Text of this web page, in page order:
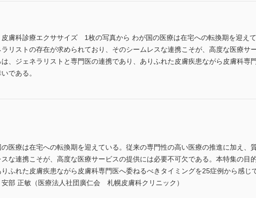
膚科診療エクササイズ 1枚の写真から わが国の医療は在宅への転換期を迎え
ラリストの存在が求められており、そのシームレスな連携こそが、高度な医療サ
は、ジェネラリストと専門医の連携であり、ありふれた皮膚疾患ながら皮膚科
である。
医療は在宅への転換期を迎えている。従来の専門性の高い医療の推進に加え、
スな連携こそが、高度な医療サービスの提供には必要不可欠である。本特集の目
りふれた皮膚疾患ながら皮膚科専門医へ委ねるべきタイミングを25症例から感じ
部 正敏（医療法人社団廣仁会 札幌皮膚科クリニック）